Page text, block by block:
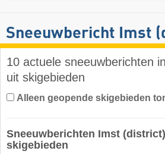
Sneeuwbericht Imst
10 actuele sneeuwberichten
uit skigebieden
Alleen geopende skigebieden
Sneeuwberichten Imst
skigebieden